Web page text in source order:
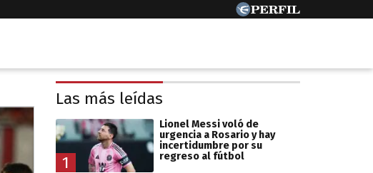
Las más leídas
1
Lionel Messi voló de
urgencia a Rosario y hay
incertidumbre por su
regreso al fútbol